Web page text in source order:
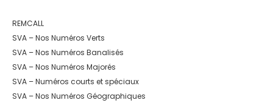
REMCALL
SVA – Nos Numéros Verts
SVA – Nos Numéros Banalisés
SVA – Nos Numéros Majorés
SVA – Numéros courts et spéciaux
SVA – Nos Numéros Géographiques